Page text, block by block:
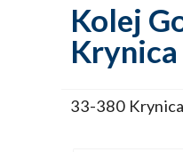
Kolej
33-380